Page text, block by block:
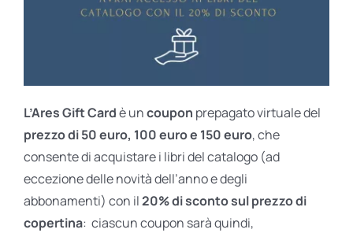
L’Ares Gift Cardè uncoupon prepagato virtuale del
prezzo di 50 euro, 100 euro e 150 euro, che
consente di acquistare i libri del catalogo (ad
eccezione delle novità dell’anno e degli
abbonamenti) con il20% di sconto sul prezzo di
copertina: ciascun coupon sarà quindi,